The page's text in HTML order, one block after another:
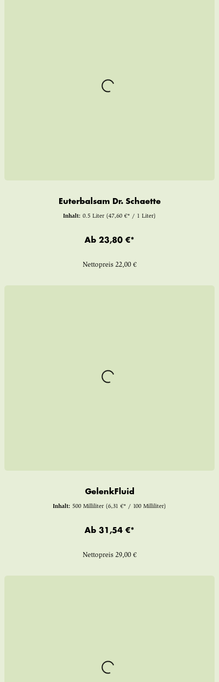
Euterbalsam Dr. Schaette
Inhalt: 0.5 Liter (47,60 €* / 1 Liter)
Ab 23,80 €*
Nettopreis 22,00 €
GelenkFluid
Inhalt: 500 Milliliter (6,31 €* / 100 Milliliter)
Ab 31,54 €*
Nettopreis 29,00 €